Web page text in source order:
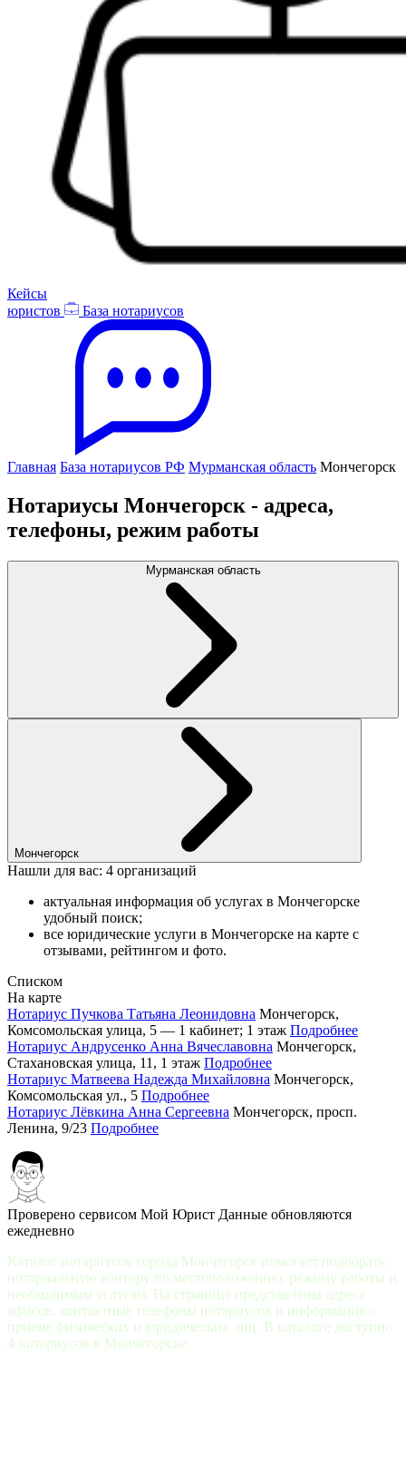
Кейсы
юристов
База нотариусов
Главная База нотариусов РФ Мурманская область Мончегорск
Нотариусы Мончегорск - адреса,
телефоны, режим работы
Мурманская область
Мончегорск
Нашли для вас: 4 организаций
актуальная информация об услугах в Мончегорске
удобный поиск;
все юридические услуги в Мончегорске на карте с
отзывами, рейтингом и фото.
Списком
На карте
Нотариус Пучкова Татьяна Леонидовна Мончегорск,
Комсомольская улица, 5 — 1 кабинет; 1 этаж Подробнее
Нотариус Андрусенко Анна Вячеславовна Мончегорск,
Стахановская улица, 11, 1 этаж Подробнее
Нотариус Матвеева Надежда Михайловна Мончегорск,
Комсомольская ул., 5 Подробнее
Нотариус Лёвкина Анна Сергеевна Мончегорск, просп.
Ленина, 9/23 Подробнее
Проверено сервисом Мой Юрист Данные обновляются
ежедневно
Каталог нотариусов города Мончегорск помогает подобрать
нотариальную контору по местоположению, режиму работы и
необходимым услугам. На странице представлены адреса
офисов, контактные телефоны нотариусов и информация о
приеме физических и юридических лиц. В каталоге доступно
4 нотариусов в Мончегорске.